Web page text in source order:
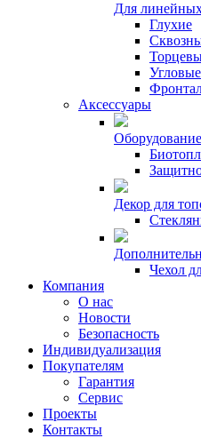
Для
Глухие
Угловые
Аксессуары
Декор для
Чехол
Компания
О нас
Новости
Безопасность
Индивидуализация
Покупателям
Гарантия
Сервис
Проекты
Контакты